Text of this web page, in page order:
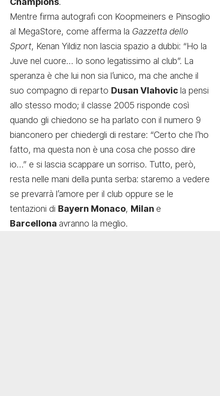
Mentre firma autografi con Koopmeiners e Pinsoglio
al MegaStore, come afferma la Gazzetta dello
Sport, Kenan Yildiz non lascia spazio a dubbi: “Ho la
Juve nel cuore… Io sono legatissimo al club”. La
speranza è che lui non sia l’unico, ma che anche il
suo compagno di reparto Dusan Vlahovic la pensi
allo stesso modo; il classe 2005 risponde così
quando gli chiedono se ha parlato con il numero 9
bianconero per chiedergli di restare: “Certo che l’ho
fatto, ma questa non è una cosa che posso dire
io…” e si lascia scappare un sorriso. Tutto, però,
resta nelle mani della punta serba: staremo a vedere
se prevarrà l’amore per il club oppure se le
tentazioni di Bayern Monaco, Milan e
Barcellona avranno la meglio.